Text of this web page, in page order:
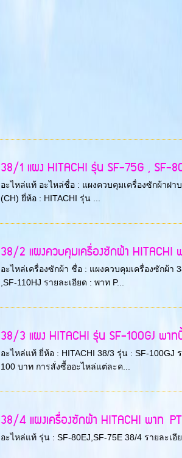
38/1 แผง HITACHI รุ่น SF-75G , SF-
อะไหล่แท้ อะไหล่ชื่อ : แผงควบคุมเครื่องซักผ้าฝา
(CH) ยี่ห้อ : HITACHI รุ่น ...
38/2 แผงควบคุมเครื่องซักผ้า HITACHI
อะไหล่เครื่องซักผ้า ชื่อ : แผงควบคุมเครื่องซักผ้า
,SF-110HJ รายละเอียด : พาท P...
38/3 แผง HITACHI รุ่น SF-100GJ พาท
อะไหล่แท้ ยี่ห้อ : HITACHI 38/3 รุุ่น : SF-100GJ
100 บาท การสั่งซื้ออะไหล่แต่ละค...
38/4 แผงเครื่องซักผ้า HITACHI พาท
อะไหล่แท้ รุ่น : SF-80EJ,SF-75E 38/4 รายละเ